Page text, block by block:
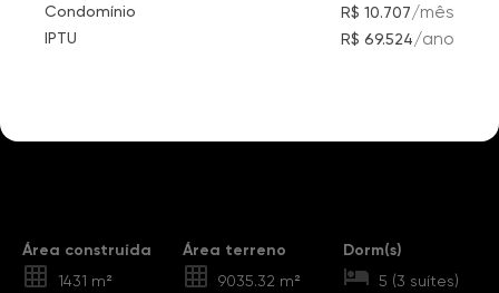
Condomínio R$ 10.707/mês
IPTU R$ 69.524/ano
Área construída
1431 m²
Área terreno
9035.32 m²
Dorm(s)
5 (3 suítes)